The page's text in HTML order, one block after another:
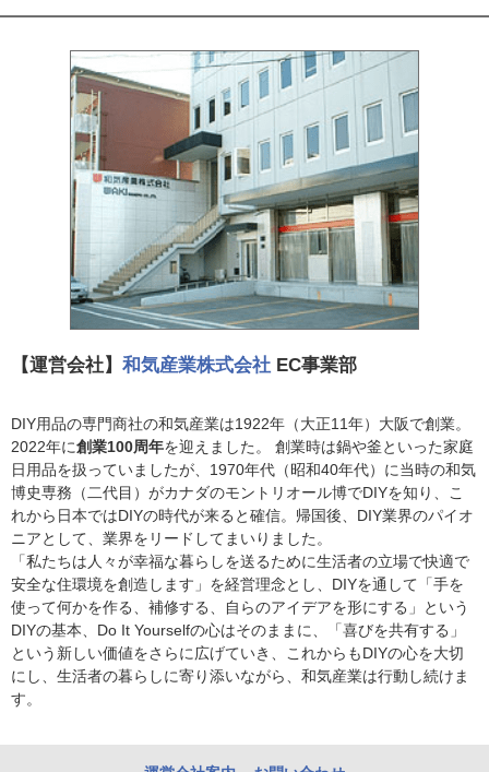
【運営会社】 和気産業株式会社 EC事業部
DIY用品の専門商社の和気産業は1922年（大正11年）大阪で創業。
2022年に創業100周年を迎えました。 創業時は鍋や釜といった家庭
日用品を扱っていましたが、1970年代（昭和40年代）に当時の和気
博史専務（二代目）がカナダのモントリオール博でDIYを知り、こ
れから日本ではDIYの時代が来ると確信。帰国後、DIY業界のパイオ
ニアとして、業界をリードしてまいりました。
「私たちは人々が幸福な暮らしを送るために生活者の立場で快適で
安全な住環境を創造します」を経営理念とし、DIYを通して「手を
使って何かを作る、補修する、自らのアイデアを形にする」という
DIYの基本、Do It Yourselfの心はそのままに、「喜びを共有する」
という新しい価値をさらに広げていき、これからもDIYの心を大切
にし、生活者の暮らしに寄り添いながら、和気産業は行動し続けま
す。